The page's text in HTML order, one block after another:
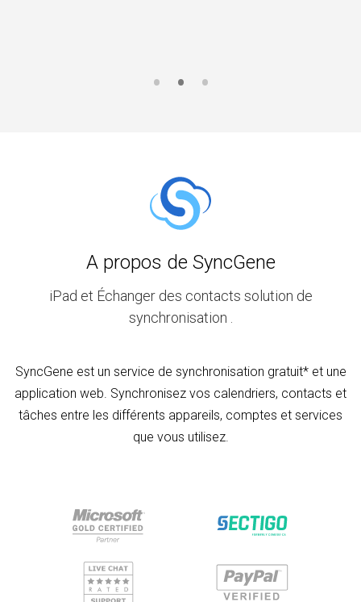
A propos de SyncGene
iPad et Échanger des contacts solution de
synchronisation .
SyncGene est un service de synchronisation gratuit* et une
application web. Synchronisez vos calendriers, contacts et
tâches entre les différents appareils, comptes et services
que vous utilisez.